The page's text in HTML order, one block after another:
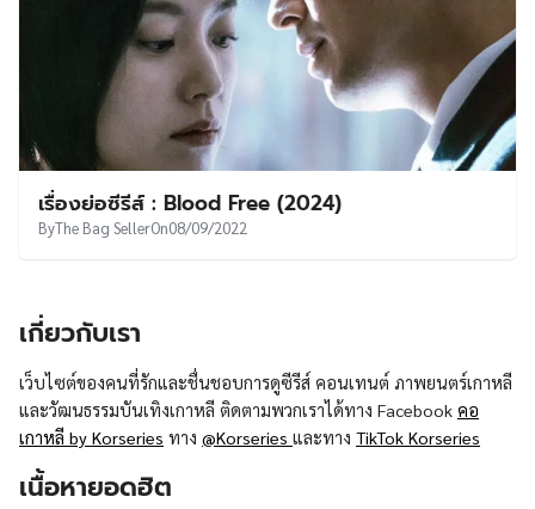
เรื่องย่อซีรีส์ : Blood Free (2024)
ByThe Bag SellerOn08/09/2022
เกี่ยวกับเรา
เว็บไซต์ของคนที่รักและชื่นชอบการดูซีรีส์ คอนเทนต์ ภาพยนตร์เกาหลี
และวัฒนธรรมบันเทิงเกาหลี ติดตามพวกเราได้ทาง Facebook คอ
เกาหลี by Korseries ทาง @Korseries และทาง TikTok Korseries
เนื้อหายอดฮิต